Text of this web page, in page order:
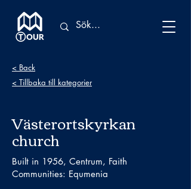
< Back
< Tillbaka till kategorier
Västerortskyrkan
church
Built in 1956, Centrum, Faith
Communities: Equmenia